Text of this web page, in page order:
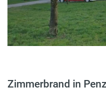
Zimmerbrand in